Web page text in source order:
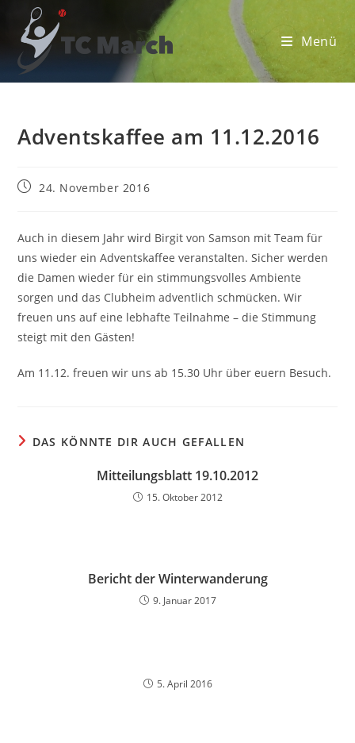
Inhalt
springen
Menü
Adventskaffee am 11.12.2016
Beitrag24. November 2016
Auch in diesem Jahr wird Birgit von Samson mit Team für
uns wieder ein Adventskaffee veranstalten. Sicher werden
die Damen wieder für ein stimmungsvolles Ambiente
sorgen und das Clubheim adventlich schmücken. Wir
freuen uns auf eine lebhafte Teilnahme – die Stimmung
steigt mit den Gästen!
Am 11.12. freuen wir uns ab 15.30 Uhr über euern Besuch.
DAS KÖNNTE DIR AUCH GEFALLEN
Mitteilungsblatt 19.10.2012
15. Oktober 2012
Bericht der Winterwanderung
9. Januar 2017
5. April 2016